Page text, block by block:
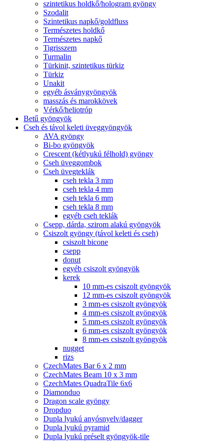
szintetikus holdkő/hologram gyöngy
Szodalit
Szintetikus napkő/goldfluss
Természetes holdkő
Természetes napkő
Tigrisszem
Turmalin
Türkinit, szintetikus türkiz
Türkiz
Unakit
egyéb ásványgyöngyök
masszás és marokkövek
Vérkő/heliotróp
Betű gyöngyök
Cseh és távol keleti üveggyöngyök
AVA gyöngy
Bi-bo gyöngyök
Crescent (kétlyukú félhold) gyöngy
Cseh üveggombok
Cseh üvegteklák
cseh tekla 3 mm
cseh tekla 4 mm
cseh tekla 6 mm
cseh tekla 8 mm
egyéb cseh teklák
Csepp, dárda, szirom alakú gyöngyök
Csiszolt gyöngy (távol keleti és cseh)
csiszolt bicone
csepp
donut
egyéb csiszolt gyöngyök
kerek
10 mm-es csiszolt gyöngyök
12 mm-es csiszolt gyöngyök
3 mm-es csiszolt gyöngyök
4 mm-es csiszolt gyöngyök
5 mm-es csiszolt gyöngyök
6 mm-es csiszolt gyöngyök
8 mm-es csiszolt gyöngyök
nugget
rizs
CzechMates Bar 6 x 2 mm
CzechMates Beam 10 x 3 mm
CzechMates QuadraTile 6x6
Diamonduo
Dragon scale gyöngy
Dropduo
Dupla lyukú anyósnyelv/dagger
Dupla lyukú pyramid
Dupla lyukú préselt gyöngyök-tile